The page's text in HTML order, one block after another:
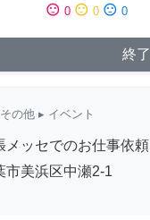
sentiment_satisfied 0 sentiment_neutral 0 sentiment_dissatisfied 0
終了
その他 ▸ イベント
メッセでのお仕事依頼
市美浜区中瀬2-1